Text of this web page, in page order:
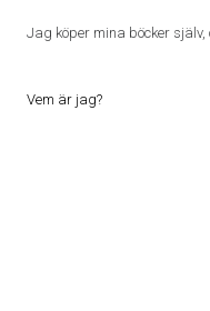
Jag köper mina böcker
Vem är jag?